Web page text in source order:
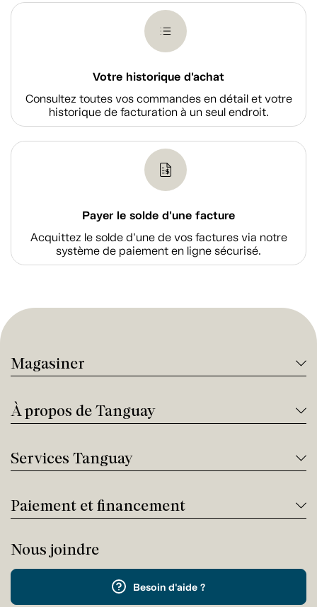
Votre historique d'achat
Consultez toutes vos commandes en détail et votre
historique de facturation à un seul endroit.
Payer le solde d'une facture
Acquittez le solde d’une de vos factures via notre
système de paiement en ligne sécurisé.
Magasiner
À propos de Tanguay
Services Tanguay
Paiement et financement
Nous joindre
Besoin d'aide ?